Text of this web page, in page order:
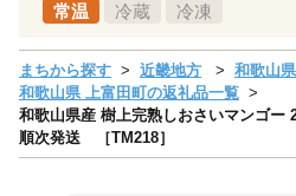
常温 冷蔵 冷凍
まちから探す 近畿地方
和歌山
和歌山県 上富田町の返礼品一覧
和歌山県産 樹上完熟しおさいマンゴー
順次発送 ［TM218］